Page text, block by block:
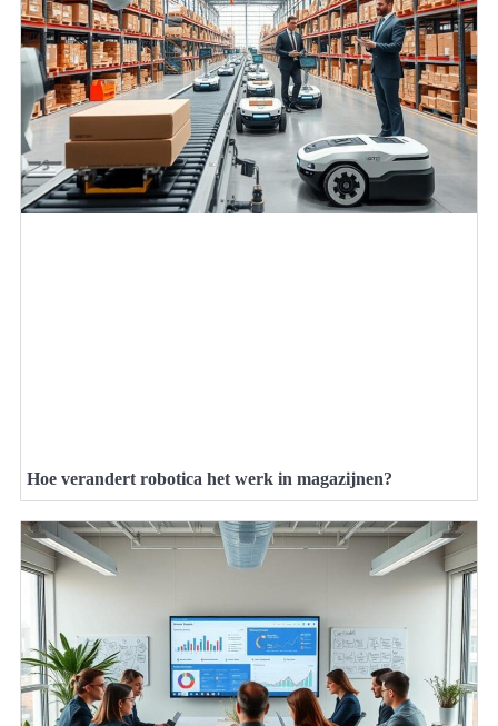
Hoe verandert robotica het werk in magazijnen?